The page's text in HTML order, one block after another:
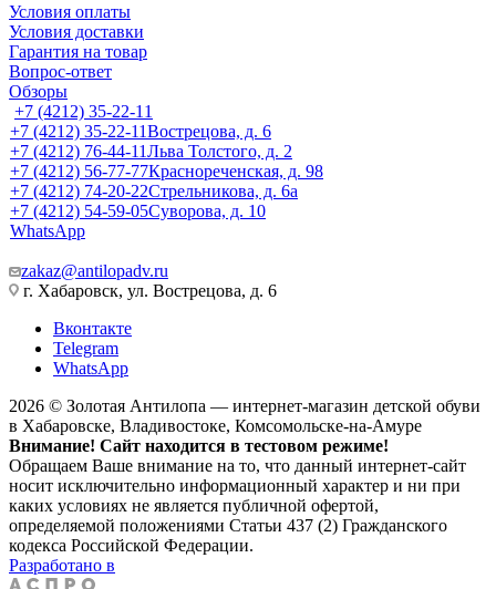
Условия оплаты
Условия доставки
Гарантия на товар
Вопрос-ответ
Обзоры
+7 (4212) 35-22-11
+7 (4212) 35-22-11Вострецова, д. 6
+7 (4212) 76-44-11Льва Толстого, д. 2
+7 (4212) 56-77-77Краснореченская, д. 98
+7 (4212) 74-20-22Стрельникова, д. 6а
+7 (4212) 54-59-05Суворова, д. 10
WhatsApp
zakaz@antilopadv.ru
г. Хабаровск, ул. Вострецова, д. 6
Вконтакте
Telegram
WhatsApp
2026 © Золотая Антилопа — интернет-магазин детской обуви
в Хабаровске, Владивостоке, Комсомольске-на-Амуре
Внимание! Сайт находится в тестовом режиме!
Обращаем Ваше внимание на то, что данный интернет-сайт
носит исключительно информационный характер и ни при
каких условиях не является публичной офертой,
определяемой положениями Статьи 437 (2) Гражданского
кодекса Российской Федерации.
Разработано в